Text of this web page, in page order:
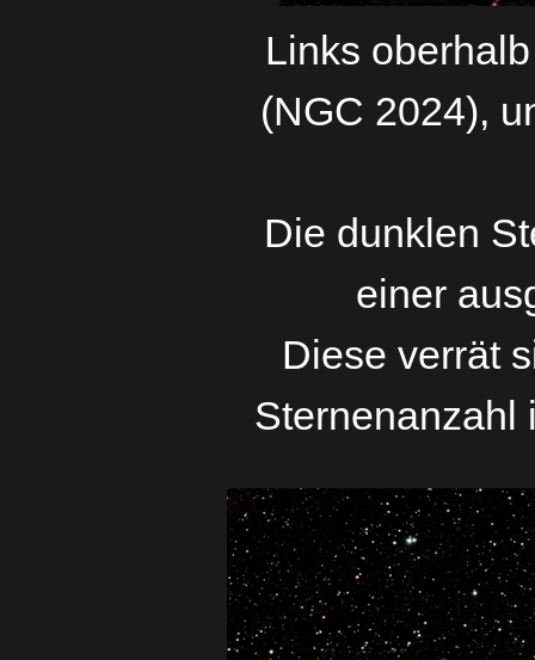
Links
(NGC 2024),
Die dunklen
einer a
Diese verrät
Sternenanzahl